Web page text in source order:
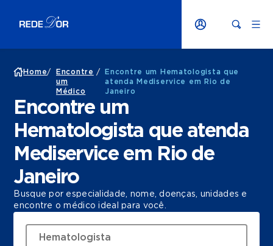
Home/
Encontre
um
Médico
/
Encontre um Hematologista que
atenda Mediservice em Rio de
Janeiro
Encontre um
Hematologista que atenda
Mediservice em Rio de
Janeiro
Busque por especialidade, nome, doenças, unidades e
encontre o médico ideal para você.